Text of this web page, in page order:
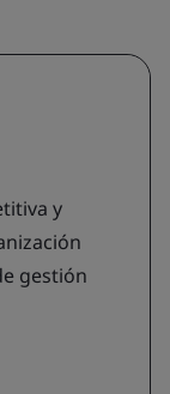
y
gestión